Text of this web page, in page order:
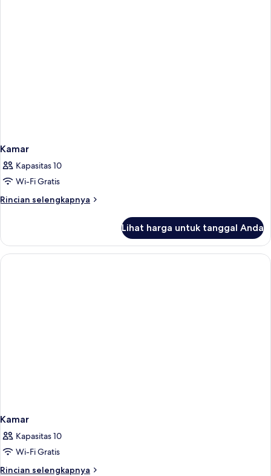
Kamar
Kapasitas 10
Wi-Fi Gratis
Rincian selengkapnya
Rincian
Kamar
Lihat harga untuk tanggal Anda
Kamar
Kapasitas 10
Wi-Fi Gratis
Rincian selengkapnya
Rincian